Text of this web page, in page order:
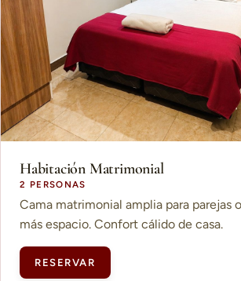
Habitación Matrimonial
2 PERSONAS
Cama matrimonial amplia para parejas
más espacio. Confort cálido de casa.
RESERVAR